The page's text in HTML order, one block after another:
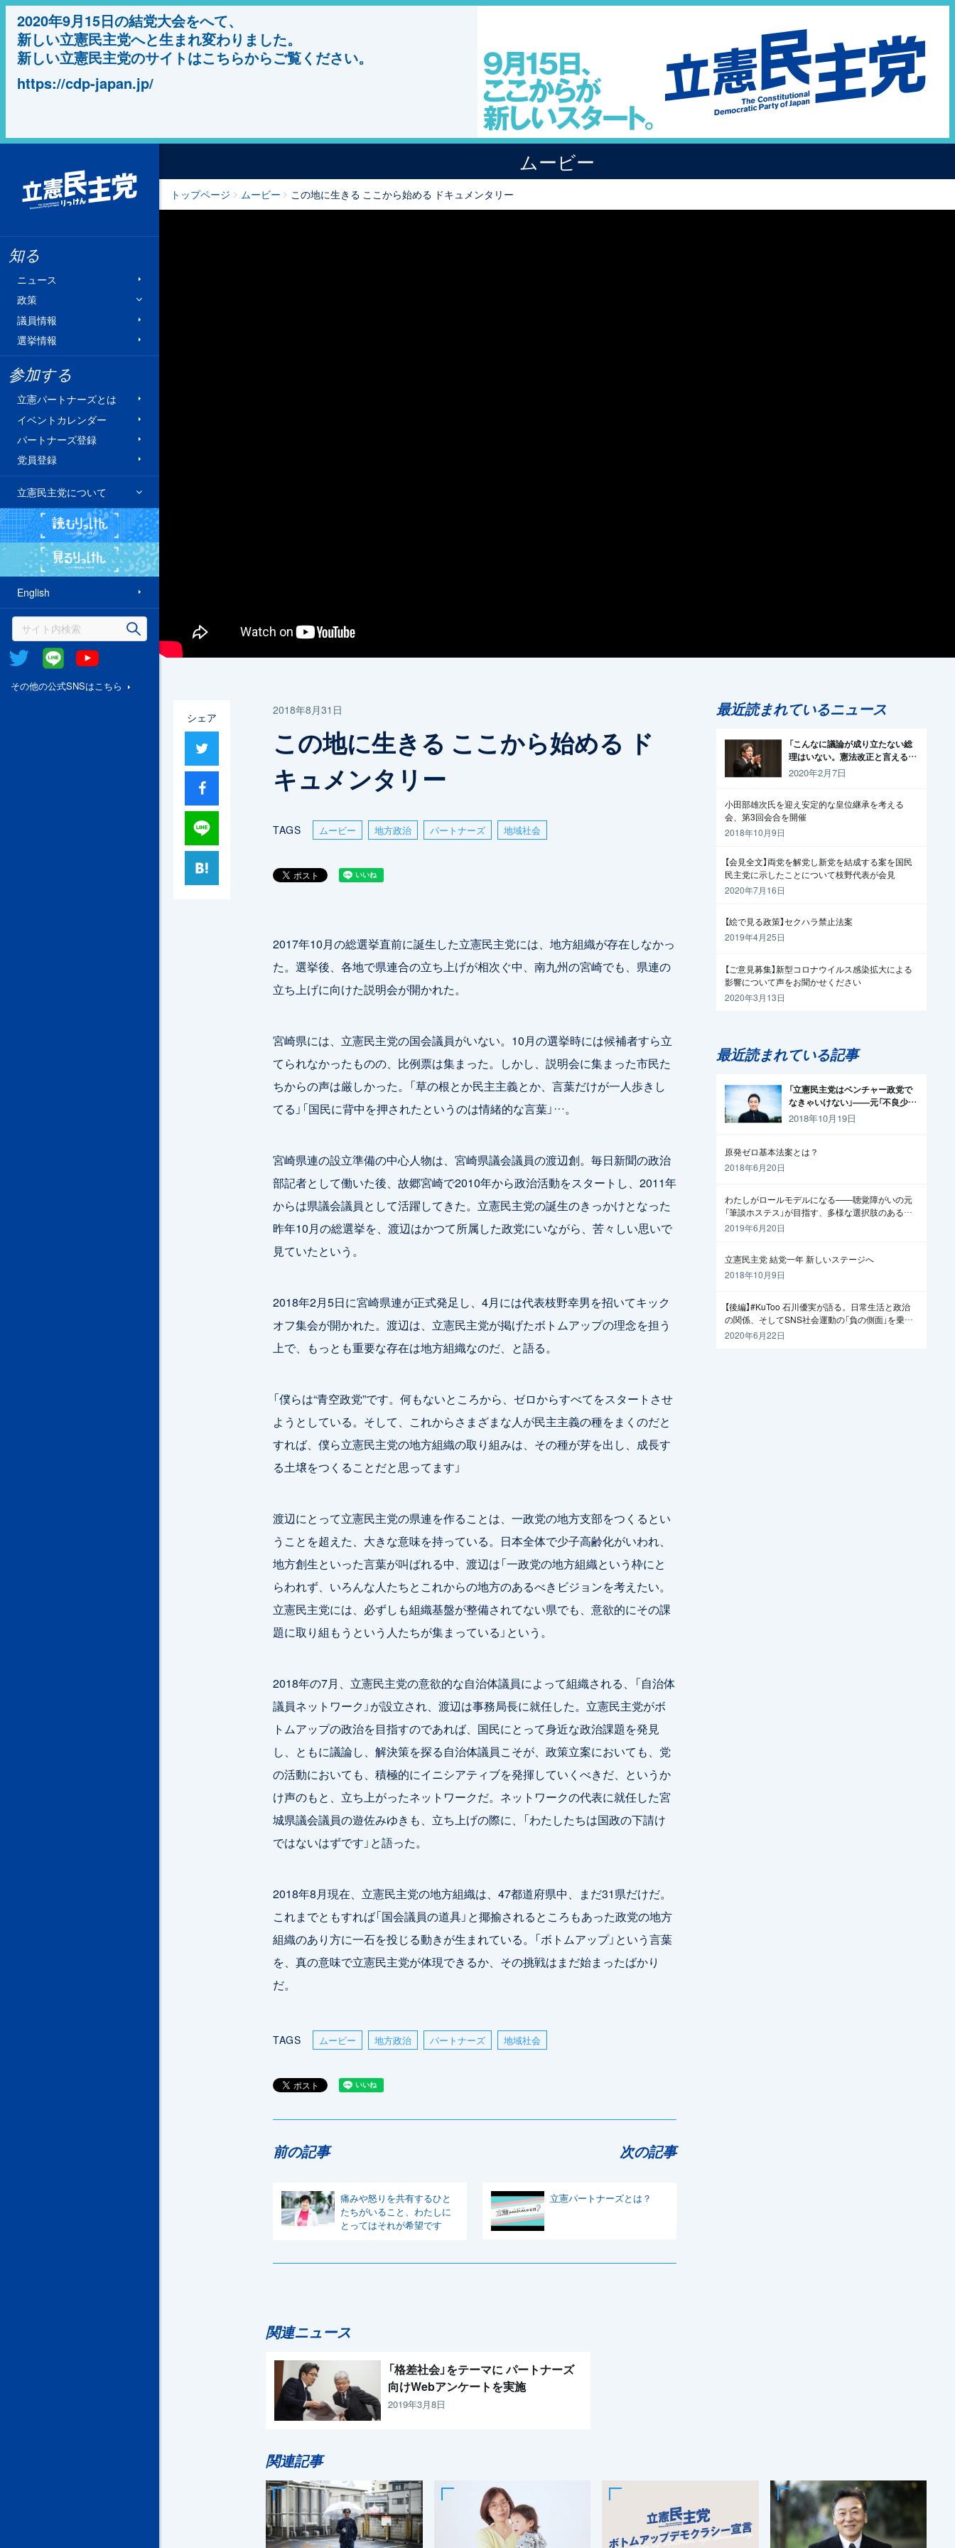
2020年9月15日の結党大会をへて、
新しい立憲民主党へと生まれ変わりました。
新しい立憲民主党のサイトはこちらからご覧ください。
https://cdp-japan.jp/
知る
ニュース
政策
議員情報
選挙情報
参加する
立憲パートナーズとは
イベントカレンダー
パートナーズ登録
党員登録
立憲民主党について
English
Twitter @Line
その他の公式SNSはこちら
ムービー
トップページ ムービー この地に生きる ここから始める ドキュメンタリー
シェア
2018年8月31日
この地に生きる ここから始める ド
キュメンタリー
TAGS ムービー 地方政治 パートナーズ 地域社会
2017年10月の総選挙直前に誕生した立憲民主党には、地方組織が存在しなかっ
た。選挙後、各地で県連合の立ち上げが相次ぐ中、南九州の宮崎でも、県連の
立ち上げに向けた説明会が開かれた。
宮崎県には、立憲民主党の国会議員がいない。10月の選挙時には候補者すら立
てられなかったものの、比例票は集まった。しかし、説明会に集まった市民た
ちからの声は厳しかった。「草の根とか民主主義とか、言葉だけが一人歩きし
てる」「国民に背中を押されたというのは情緒的な言葉」…。
宮崎県連の設立準備の中心人物は、宮崎県議会議員の渡辺創。毎日新聞の政治
部記者として働いた後、故郷宮崎で2010年から政治活動をスタートし、2011年
からは県議会議員として活躍してきた。立憲民主党の誕生のきっかけとなった
昨年10月の総選挙を、渡辺はかつて所属した政党にいながら、苦々しい思いで
見ていたという。
2018年2月5日に宮崎県連が正式発足し、4月には代表枝野幸男を招いてキック
オフ集会が開かれた。渡辺は、立憲民主党が掲げたボトムアップの理念を担う
上で、もっとも重要な存在は地方組織なのだ、と語る。
「僕らは“青空政党”です。何もないところから、ゼロからすべてをスタートさせ
ようとしている。そして、これからさまざまな人が民主主義の種をまくのだと
すれば、僕ら立憲民主党の地方組織の取り組みは、その種が芽を出し、成長す
る土壌をつくることだと思ってます」
渡辺にとって立憲民主党の県連を作ることは、一政党の地方支部をつくるとい
うことを超えた、大きな意味を持っている。日本全体で少子高齢化がいわれ、
地方創生といった言葉が叫ばれる中、渡辺は「一政党の地方組織という枠にと
らわれず、いろんな人たちとこれからの地方のあるべきビジョンを考えたい。
立憲民主党には、必ずしも組織基盤が整備されてない県でも、意欲的にその課
題に取り組もうという人たちが集まっている」という。
2018年の7月、立憲民主党の意欲的な自治体議員によって組織される、「自治体
議員ネットワーク」が設立され、渡辺は事務局長に就任した。立憲民主党がボ
トムアップの政治を目指すのであれば、国民にとって身近な政治課題を発見
し、ともに議論し、解決策を探る自治体議員こそが、政策立案においても、党
の活動においても、積極的にイニシアティブを発揮していくべきだ、というか
け声のもと、立ち上がったネットワークだ。ネットワークの代表に就任した宮
城県議会議員の遊佐みゆきも、立ち上げの際に、「わたしたちは国政の下請け
ではないはずです」と語った。
2018年8月現在、立憲民主党の地方組織は、47都道府県中、まだ31県だけだ。
これまでともすれば「国会議員の道具」と揶揄されるところもあった政党の地方
組織のあり方に一石を投じる動きが生まれている。「ボトムアップ」という言葉
を、真の意味で立憲民主党が体現できるか、その挑戦はまだ始まったばかり
だ。
TAGS ムービー 地方政治 パートナーズ 地域社会
前の記事
痛みや怒りを共有するひと
たちがいること、わたしに
とってはそれが希望です
次の記事
立憲パートナーズとは？
最近読まれているニュース
「こんなに議論が成り立たない総
理はいない。憲法改正と言える資
格がどこにある。市民と野党の力
で引きずり下ろそう」杉尾議員
2020年2月7日
小田部雄次氏を迎え安定的な皇位継承を考える
会、第3回会合を開催
2018年10月9日
【会見全文】両党を解党し新党を結成する案を国民
民主党に示したことについて枝野代表が会見
2020年7月16日
【絵で見る政策】セクハラ禁止法案
2019年4月25日
【ご意見募集】新型コロナウイルス感染拡大による
影響について声をお聞かせください
2020年3月13日
最近読まれている記事
「立憲民主党はベンチャー政党で
なきゃいけない」——元「不良少
年」の起業家が政治家になった理
2018年10月19日
原発ゼロ基本法案とは？
2018年6月20日
わたしがロールモデルになる——聴覚障がいの元
「筆談ホステス」が目指す、多様な選択肢のある社
会
2019年6月20日
立憲民主党 結党一年 新しいステージへ
2018年10月9日
【後編】#KuToo 石川優実が語る。日常生活と政治
の関係、そしてSNS社会運動の「負の側面」を乗り
越えるには
2020年6月22日
関連ニュース
「格差社会」をテーマに パートナーズ
向けWebアンケートを実施
2019年3月8日
関連記事